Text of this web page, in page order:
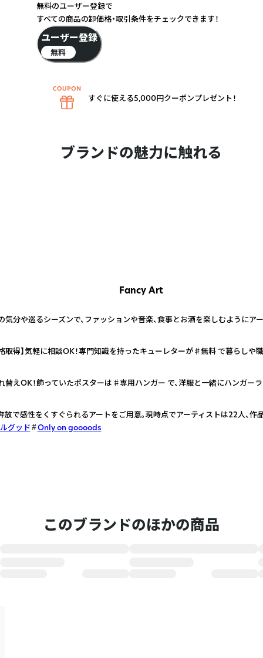
ブランドの魅力に触れる
Fancy Art
気分や巡るシーズンで、ファッションや音楽、食事とお酒を楽しむようにア
取得】気軽に相談OK！専門知識を持ったキューレターが♯無料 で暮らしや
替えOK！飾っていたポスターは♯専用ハンガー で、洋服と一緒にハンガー
放で感性をくすぐられるアートをご用意。現時点でアーティストは22人、作
グッド
Only on goooods
このブランドのほかの商品
無料のユーザー登録で
すべての商品の卸価格・取引条件をチェックできます！
ユーザー登録
無料
すぐに使える5,000円クーポンプレゼント！